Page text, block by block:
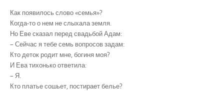
Как появилось слово «семья»?
Когда-то о нем не слыхала земля.
Но Еве сказал перед свадьбой Адам:
– Сейчас я тебе семь вопросов задам:
Кто деток родит мне, богиня моя?
И Ева тихонько ответила:
– Я.
Кто платье сошьет, постирает белье?